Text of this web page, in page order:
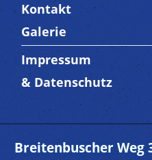
Trenner4
Kontakt
Galerie
Trenner 5
Impressum
& Datenschutz
Breitenbuscher